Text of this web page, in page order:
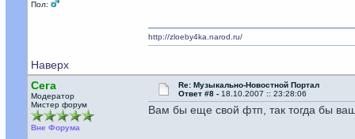
Пол:
Наверх
http://zloeby4ka.narod.ru/
Сега
Модератор
Мистер форум
Вне Форума
Re: Музыкально-Новостной Портал
Ответ #8 - 18.10.2007 :: 23:28:06
Вам бы еще свой фтп, так тогда бы